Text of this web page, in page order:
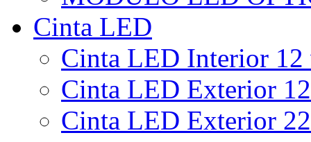
Cinta LED
Cinta LED Interior
Cinta LED Exterior
Cinta LED Exterior